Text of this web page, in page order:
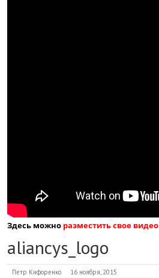
Здесь можно разместить свое видео
aliancys_logo
Петр Кифоренко 16 ноября, 2015